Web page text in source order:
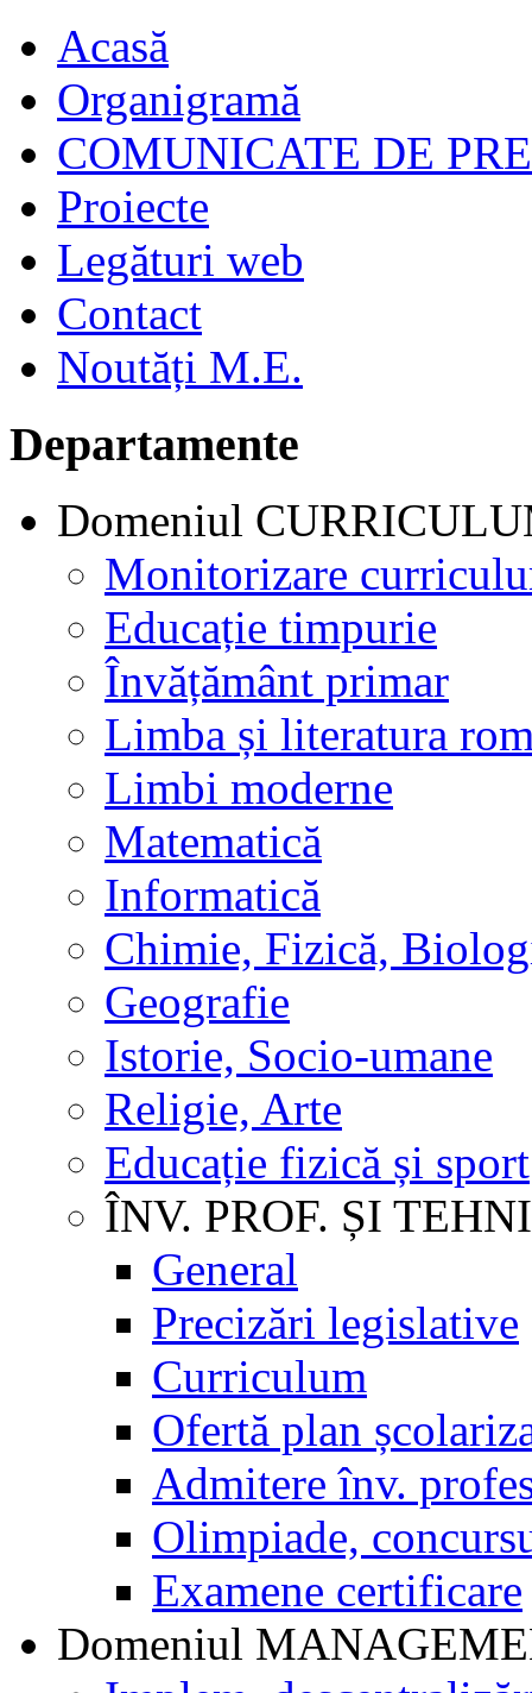
Acasă
Organigramă
COMUNICATE DE
Proiecte
Legături web
Contact
Noutăți M.E.
Departamente
Domeniul
Monitorizare
Educație timpurie
Învățământ primar
Limba și literatura
Limbi moderne
Matematică
Informatică
Chimie, Fizică,
Geografie
Istorie, Socio-umane
Religie, Arte
Educație fizică și sport
ÎNV. PROF. ȘI
General
Precizări legislative
Curriculum
Ofertă plan
Admitere înv.
Olimpiade,
Examene certificare
Domeniul